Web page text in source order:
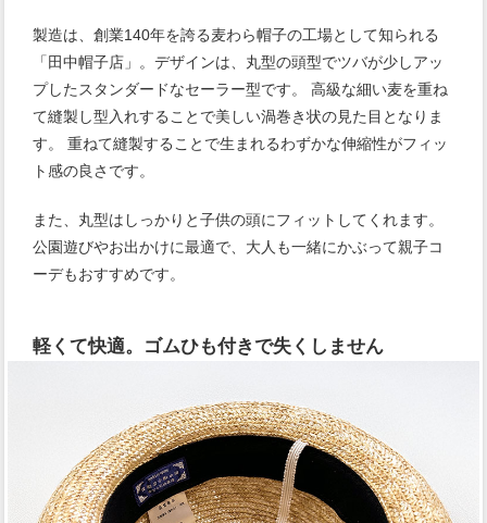
製造は、創業140年を誇る麦わら帽子の工場として知られる
「田中帽子店」。デザインは、丸型の頭型でツバが少しアッ
プしたスタンダードなセーラー型です。 高級な細い麦を重ね
て縫製し型入れすることで美しい渦巻き状の見た目となりま
す。 重ねて縫製することで生まれるわずかな伸縮性がフィッ
ト感の良さです。
また、丸型はしっかりと子供の頭にフィットしてくれます。
公園遊びやお出かけに最適で、大人も一緒にかぶって親子コ
ーデもおすすめです。
軽くて快適。ゴムひも付きで失くしません